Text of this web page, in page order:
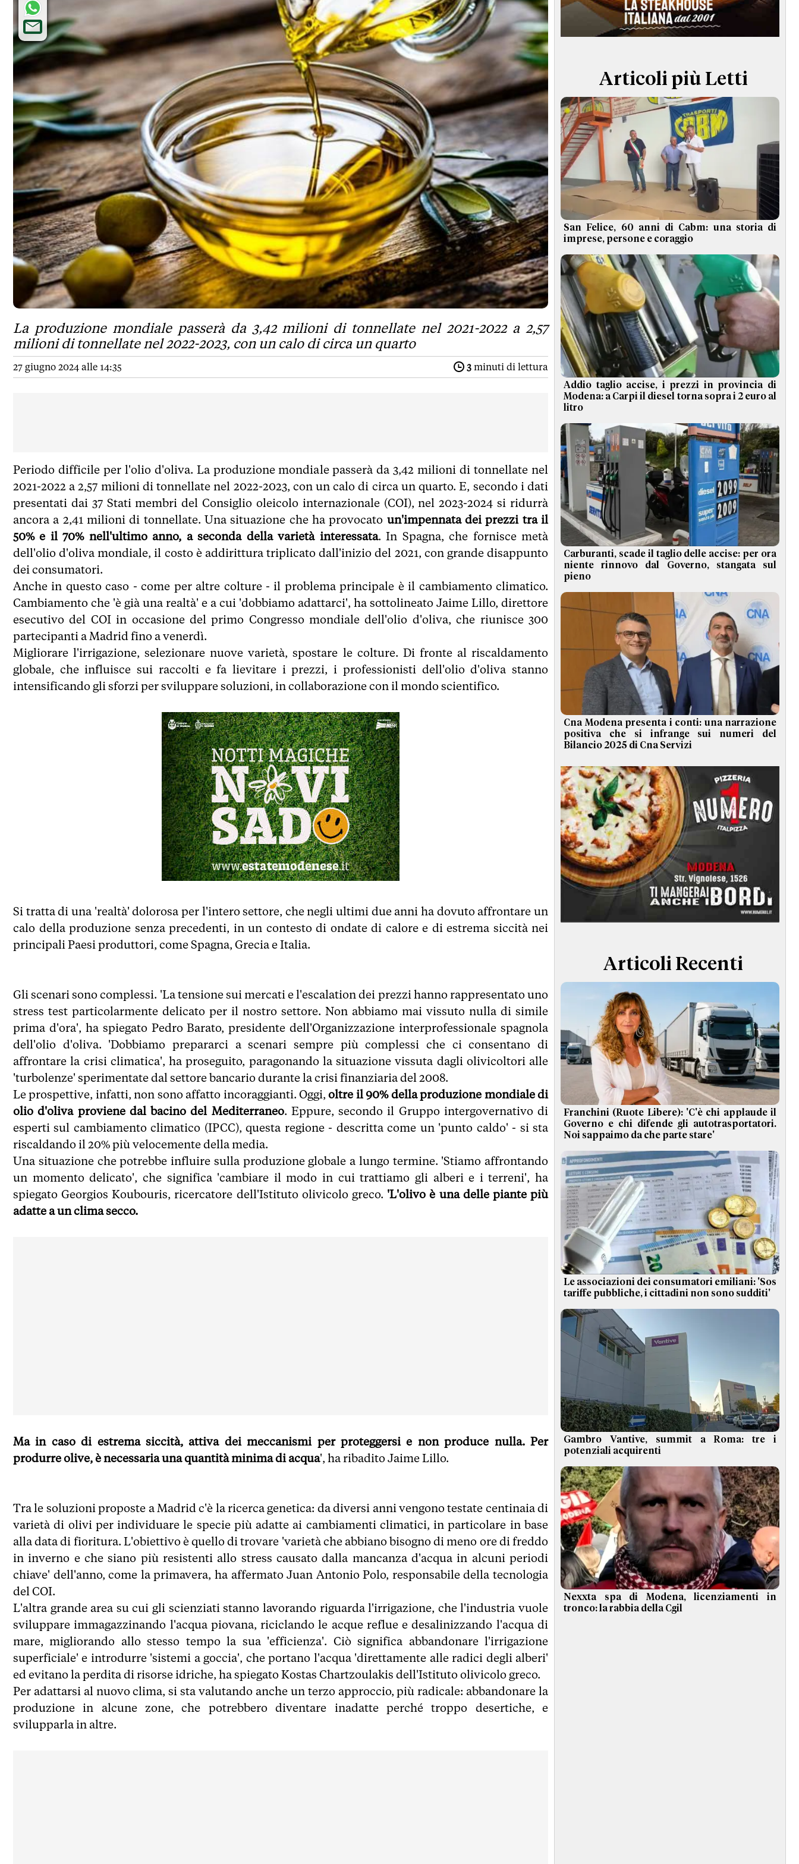
TERMINI e CONDIZIONI
La produzione mondiale passerà da 3,42 milioni di tonnellate nel 2021-2022 a 2,57
milioni di tonnellate nel 2022-2023, con un calo di circa un quarto
27 giugno 2024 alle 14:35 3 minuti di lettura
Periodo difficile per l'olio d'oliva. La produzione mondiale passerà da 3,42 milioni di tonnellate nel
2021-2022 a 2,57 milioni di tonnellate nel 2022-2023, con un calo di circa un quarto. E, secondo i dati
presentati dai 37 Stati membri del Consiglio oleicolo internazionale (COI), nel 2023-2024 si ridurrà
ancora a 2,41 milioni di tonnellate. Una situazione che ha provocato un'impennata dei prezzi tra il
50% e il 70% nell'ultimo anno, a seconda della varietà interessata. In Spagna, che fornisce metà
dell'olio d'oliva mondiale, il costo è addirittura triplicato dall'inizio del 2021, con grande disappunto
dei consumatori.
Anche in questo caso - come per altre colture - il problema principale è il cambiamento climatico.
Cambiamento che 'è già una realtà' e a cui 'dobbiamo adattarci', ha sottolineato Jaime Lillo, direttore
esecutivo del COI in occasione del primo Congresso mondiale dell'olio d'oliva, che riunisce 300
partecipanti a Madrid fino a venerdì.
Migliorare l'irrigazione, selezionare nuove varietà, spostare le colture. Di fronte al riscaldamento
globale, che influisce sui raccolti e fa lievitare i prezzi, i professionisti dell'olio d'oliva stanno
intensificando gli sforzi per sviluppare soluzioni, in collaborazione con il mondo scientifico.
Si tratta di una 'realtà' dolorosa per l'intero settore, che negli ultimi due anni ha dovuto affrontare un
calo della produzione senza precedenti, in un contesto di ondate di calore e di estrema siccità nei
principali Paesi produttori, come Spagna, Grecia e Italia.
Gli scenari sono complessi. 'La tensione sui mercati e l'escalation dei prezzi hanno rappresentato uno
stress test particolarmente delicato per il nostro settore. Non abbiamo mai vissuto nulla di simile
prima d'ora', ha spiegato Pedro Barato, presidente dell'Organizzazione interprofessionale spagnola
dell'olio d'oliva. 'Dobbiamo prepararci a scenari sempre più complessi che ci consentano di
affrontare la crisi climatica', ha proseguito, paragonando la situazione vissuta dagli olivicoltori alle
'turbolenze' sperimentate dal settore bancario durante la crisi finanziaria del 2008.
Le prospettive, infatti, non sono affatto incoraggianti. Oggi,oltre il 90% della produzione mondiale di
olio d'oliva proviene dal bacino del Mediterraneo. Eppure, secondo il Gruppo intergovernativo di
esperti sul cambiamento climatico (IPCC), questa regione - descritta come un 'punto caldo' - si sta
riscaldando il 20% più velocemente della media.
Una situazione che potrebbe influire sulla produzione globale a lungo termine. 'Stiamo affrontando
un momento delicato', che significa 'cambiare il modo in cui trattiamo gli alberi e i terreni', ha
spiegato Georgios Koubouris, ricercatore dell'Istituto olivicolo greco. 'L'olivo è una delle piante più
adatte a un clima secco.
Ma in caso di estrema siccità, attiva dei meccanismi per proteggersi e non produce nulla. Per
produrre olive, è necessaria una quantità minima di acqua', ha ribadito Jaime Lillo.
Tra le soluzioni proposte a Madrid c'è la ricerca genetica: da diversi anni vengono testate centinaia di
varietà di olivi per individuare le specie più adatte ai cambiamenti climatici, in particolare in base
alla data di fioritura. L'obiettivo è quello di trovare 'varietà che abbiano bisogno di meno ore di freddo
in inverno e che siano più resistenti allo stress causato dalla mancanza d'acqua in alcuni periodi
chiave' dell'anno, come la primavera, ha affermato Juan Antonio Polo, responsabile della tecnologia
del COI.
L'altra grande area su cui gli scienziati stanno lavorando riguarda l'irrigazione, che l'industria vuole
sviluppare immagazzinando l'acqua piovana, riciclando le acque reflue e desalinizzando l'acqua di
mare, migliorando allo stesso tempo la sua 'efficienza'. Ciò significa abbandonare l'irrigazione
superficiale' e introdurre 'sistemi a goccia', che portano l'acqua 'direttamente alle radici degli alberi'
ed evitano la perdita di risorse idriche, ha spiegato Kostas Chartzoulakis dell'Istituto olivicolo greco.
Per adattarsi al nuovo clima, si sta valutando anche un terzo approccio, più radicale: abbandonare la
produzione in alcune zone, che potrebbero diventare inadatte perché troppo desertiche, e
svilupparla in altre.
Articoli più Letti
San Felice, 60 anni di Cabm: una storia di
imprese, persone e coraggio
Addio taglio accise, i prezzi in provincia di
Modena: a Carpi il diesel torna sopra i 2 euro al
litro
Carburanti, scade il taglio delle accise: per ora
niente rinnovo dal Governo, stangata sul
pieno
Cna Modena presenta i conti: una narrazione
positiva che si infrange sui numeri del
Bilancio 2025 di Cna Servizi
Articoli Recenti
Franchini (Ruote Libere): 'C'è chi applaude il
Governo e chi difende gli autotrasportatori.
Noi sappaimo da che parte stare'
Le associazioni dei consumatori emiliani: 'Sos
tariffe pubbliche, i cittadini non sono sudditi'
Gambro Vantive, summit a Roma: tre i
potenziali acquirenti
Nexxta spa di Modena, licenziamenti in
tronco: la rabbia della Cgil